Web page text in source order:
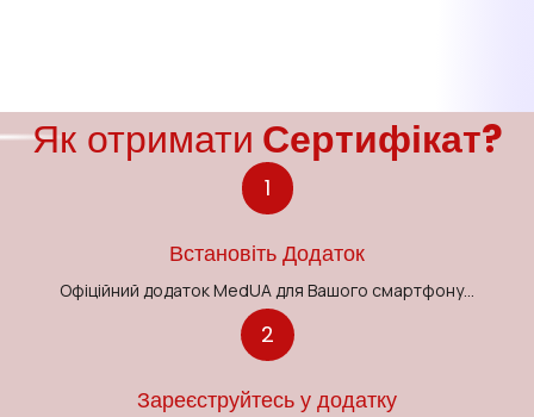
Як отримати Сертифікат?
1
Встановіть Додаток
Офіційний додаток MedUA для Вашого смартфону...
2
Зареєструйтесь у додатку